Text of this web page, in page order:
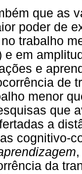
que as
poder de
trabalho
e em
e
de
menor
que
a
cognitivo-
da